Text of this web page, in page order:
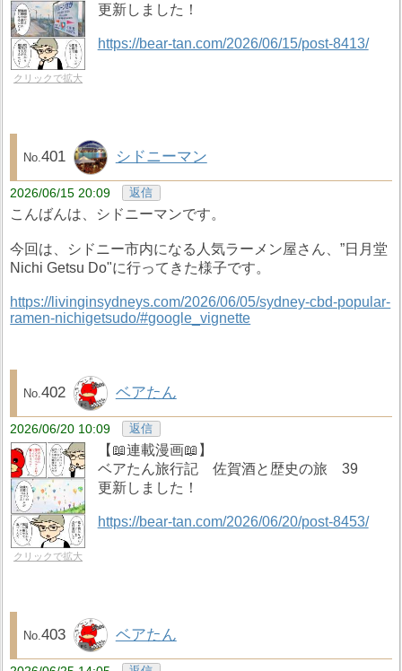
クリックで拡大
更新しました！
https://bear-tan.com/2026/06/15/post-8413/
401 シドニーマン
2026/06/15 20:09 返信
こんばんは、シドニーマンです。
今回は、シドニー市内になる人気ラーメン屋さん、”日月堂
Nichi Getsu Do"に行ってきた様子です。
https://livinginsydneys.com/2026/06/05/sydney-cbd-popular-
ramen-nichigetsudo/#google_vignette
402 ベアたん
2026/06/20 10:09 返信
クリックで拡大
【📖連載漫画📖】
ベアたん旅行記 佐賀酒と歴史の旅 39
更新しました！
https://bear-tan.com/2026/06/20/post-8453/
403 ベアたん